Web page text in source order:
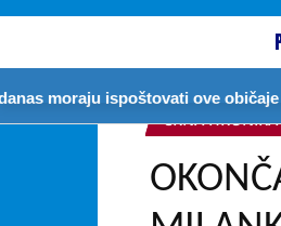
ispoštovati ove običaje
CRNA HRONIKA